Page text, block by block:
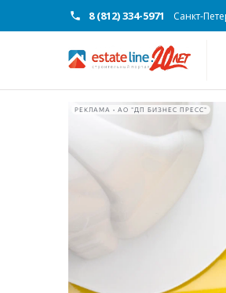
8 (812) 334-5971 Санкт-
РЕКЛАМА • АО "ДП БИЗНЕС ПРЕСС"